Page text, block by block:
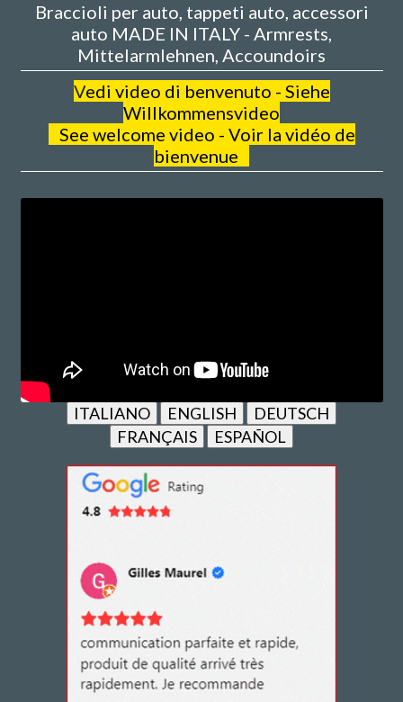
Braccioli per auto, tappeti auto, accessori
auto MADE IN ITALY - Armrests,
Mittelarmlehnen, Accoundoirs
Vedi video di benvenuto - Siehe
Willkommensvideo
See welcome video - Voir la vidéo de
bienvenue
ITALIANO ENGLISH
DEUTSCH
FRANÇAIS
ESPAÑOL